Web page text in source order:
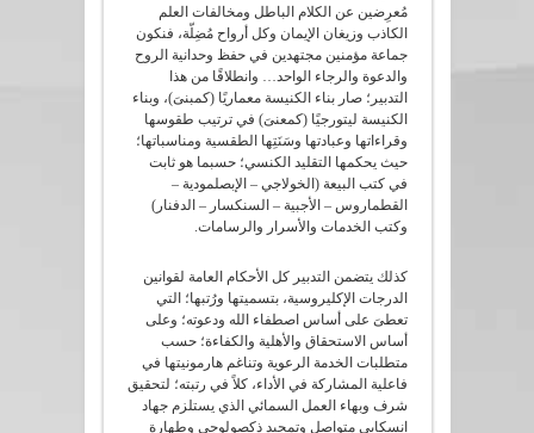
مُعرِضين عن الكلام الباطل ومخالفات العلم
الكاذب وزيغان الإيمان وكل أرواح مُضِلّة، فنكون
جماعة مؤمنين مجتهدين في حفظ وحدانية الروح
والدعوة والرجاء الواحد… وانطلاقًا من هذا
التدبير؛ صار بناء الكنيسة معماريًا (كمبنىَ)، وبناء
الكنيسة ليتورجيًا (كمعنىَ) في ترتيب طقوسها
وقراءاتها وعبادتها وسَنَتِها الطقسية ومناسباتها؛
حيث يحكمها التقليد الكنسي؛ حسبما هو ثابت
في كتب البيعة (الخولاجي – الإبصلمودية –
القطماروس – الأجبية – السنكسار – الدفنار)
وكتب الخدمات والأسرار والرسامات.
كذلك يتضمن التدبير كل الأحكام العامة لقوانين
الدرجات الإكليروسية، بتسميتها ورُتبها؛ التي
تعطىَ على أساس اصطفاء الله ودعوته؛ وعلى
أساس الاستحقاق والأهلية والكفاءة؛ حسب
متطلبات الخدمة الرعوية وتناغم هارمونيتها في
فاعلية المشاركة في الأداء، كلاً في رتبته؛ لتحقيق
شرف وبهاء العمل السمائي الذﻱ يستلزم جهاد
انسكابي متواصل وتمجيد ذكصولوجي وطهارة